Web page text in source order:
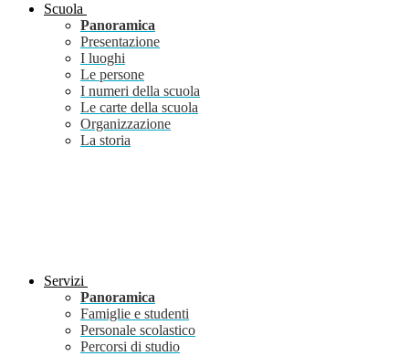
Scuola
Panoramica
Presentazione
I luoghi
Le persone
I numeri della scuola
Le carte della scuola
Organizzazione
La storia
Servizi
Panoramica
Famiglie e studenti
Personale scolastico
Percorsi di studio